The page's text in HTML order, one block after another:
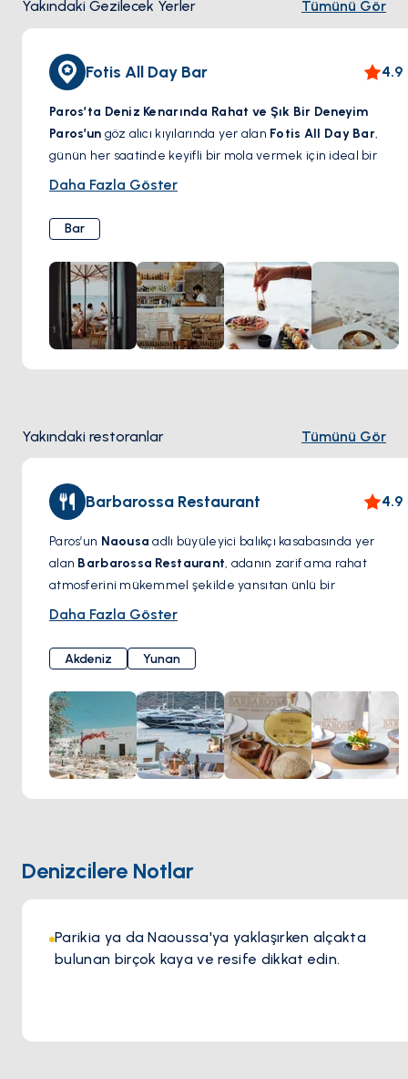
Yakındaki Gezilecek Yerler Tümünü Gör
Fotis All Day Bar 4.9
Paros’ta Deniz Kenarında Rahat ve Şık Bir Deneyim
Paros’un göz alıcı kıyılarında yer alan Fotis All Day Bar,
günün her saatinde keyifli bir mola vermek için ideal bir
adres. Rahat ama şık atmosferi, ferahlatıcı imza
noktası misafirlerini güneşin tadını çıkarmaya, huzurlu bir
brunch yapmaya veya akşam esintisiyle el yapımı bir içkinin
keyfini sürmeye davet ediyor. İster sakin bir öğleden sonra,
ister enerjik bir gece geçirmek isteyin,
Fotis All Day Bar
adada unutulmaz bir deneyim sunuyor.
Daha Fazla Göster
Bar
Yakındaki restoranlar Tümünü Gör
Barbarossa Restaurant 4.9
Paros’un Naousa adlı büyüleyici balıkçı kasabasında yer
alan Barbarossa Restaurant, adanın zarif ama rahat
atmosferini mükemmel şekilde yansıtan ünlü bir
gastronomi noktasıdır. Deniz kenarındaki eşsiz konumuyla
Akdeniz mutfağı ve özenle hazırlanmış Yunan lezzetleriyle
öne çıkıyor. Menüsünde ızgara ahtapot, ıstakozlu makarna
ve yerel olarak temin edilen taze balık gibi özel tatlar
bulunuyor; geleneksel tarifler modern dokunuşlarla
yeniden hayat buluyor.
Barbarossa’da yemek yemek sadece bir öğün değil,
unutulmaz bir deneyimdir. Gün batımında Ege Denizi’ne
karşı bir kadeh şarabın tadını çıkarırken ya da deniz
ruhunun mükemmel uyumunu sunan Barbarossa, Paros’ta
Daha Fazla Göster
Akdeniz Yunan
Denizcilere Notlar
Parikia ya da Naoussa'ya yaklaşırken alçakta
bulunan birçok kaya ve resife dikkat edin.